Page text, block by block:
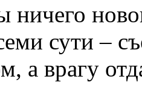
ничего
сути –
а врагу